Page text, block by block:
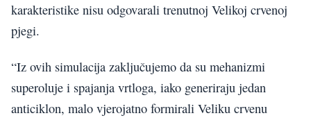
karakteristike nisu odgovarali trenutnoj Velikoj crvenoj
pjegi.
“Iz ovih simulacija zaključujemo da su mehanizmi
superoluje i spajanja vrtloga, iako generiraju jedan
anticiklon, malo vjerojatno formirali Veliku crvenu